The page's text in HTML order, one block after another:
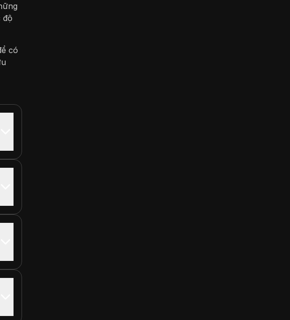
độ
có